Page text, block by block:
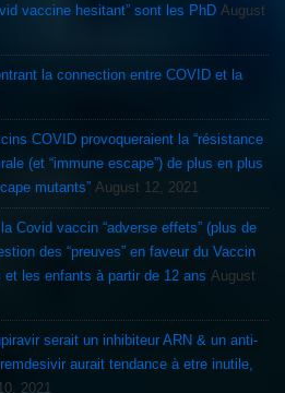
vaccine hesitant” sont les PhD August
la connection entre COVID et la
COVID provoqueraient la “résistance
(et “immune escape”) de plus en plus
mutants” August 12, 2021
Covid vaccin “adverse effets” (plus de
des “preuves” en faveur du Vaccin
les enfants à partir de 12 ans August
serait un inhibiteur ARN & un anti-
aurait tendance à etre inutile,
2021